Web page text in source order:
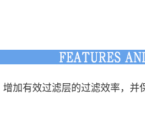
加有效过滤层的过滤效率，并